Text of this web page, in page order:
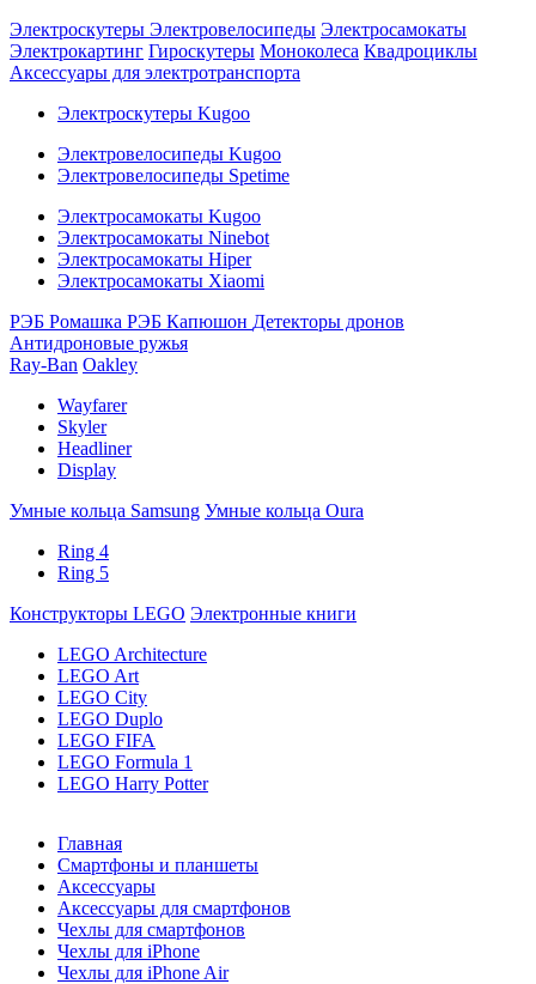
Электроскутеры Электровелосипеды Электросамокаты
Электрокартинг Гироскутеры Моноколеса Квадроциклы
Аксессуары для электротранспорта
Электроскутеры Kugoo
Электровелосипеды Kugoo
Электровелосипеды Spetime
Электросамокаты Kugoo
Электросамокаты Ninebot
Электросамокаты Hiper
Электросамокаты Xiaomi
РЭБ Ромашка РЭБ Капюшон Детекторы дронов
Антидроновые ружья
Ray-Ban Oakley
Wayfarer
Skyler
Headliner
Display
Умные кольца Samsung Умные кольца Oura
Ring 4
Ring 5
Конструкторы LEGO Электронные книги
LEGO Architecture
LEGO Art
LEGO City
LEGO Duplo
LEGO FIFA
LEGO Formula 1
LEGO Harry Potter
Главная
Смартфоны и планшеты
Аксессуары
Аксессуары для смартфонов
Чехлы для смартфонов
Чехлы для iPhone
Чехлы для iPhone Air